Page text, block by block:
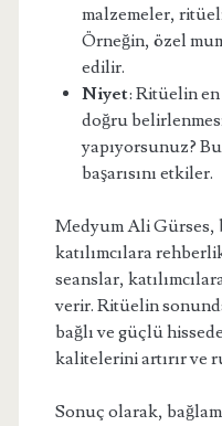
malzemeler,
Örneğin, özel
edilir.
Niyet: Ritüelin en
doğru
yapıyorsunuz?
başarısını etkiler.
Medyum Ali
katılımcılara
seanslar,
verir. Ritüelin
bağlı ve güçlü
kalitelerini artırır ve
Sonuç olarak,